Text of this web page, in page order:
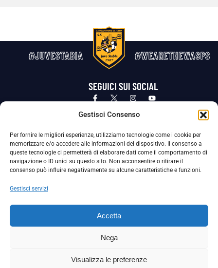
Gestisci Consenso
Per fornire le migliori esperienze, utilizziamo tecnologie come i cookie per
memorizzare e/o accedere alle informazioni del dispositivo. Il consenso a
queste tecnologie ci permetterà di elaborare dati come il comportamento di
navigazione o ID unici su questo sito. Non acconsentire o ritirare il
consenso può influire negativamente su alcune caratteristiche e funzioni.
Gestisci servizi
Accetta
Nega
Visualizza le preferenze
#JUVESTABIA #WEARETHEWASPS
SEGUICI SUI SOCIAL
Privacy Policy Cookie Policy
La Società ha nominato il Responsabile della Protezione dei Dati Personali (DPO), figura specializzata che vigila sulle modalità
adottate dalla nostra Società per tutelare i Suoi dati personali.
Per contattare il DPO può scrivere a
La Società ha inoltre adottato un proprio Codice Etico, consultabile al seguente link:
Scarica il Codice Etico